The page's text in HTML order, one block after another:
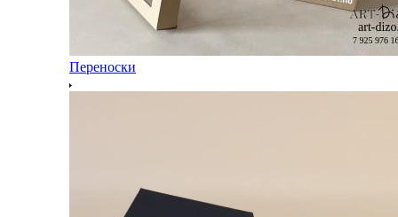
Переноски